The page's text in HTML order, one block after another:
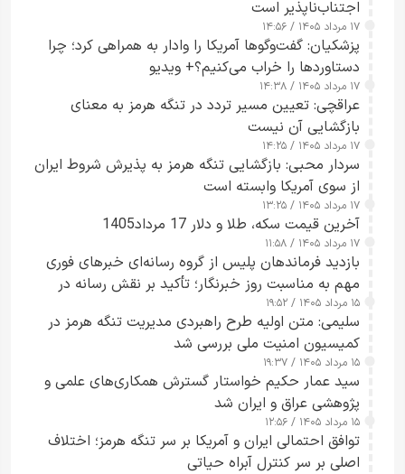
اجتناب‌ناپذیر است
۱۷ مرداد ۱۴۰۵ / ۱۴:۵۶
پزشکیان: گفت‌وگوها آمریکا را وادار به همراهی کرد؛ چرا
دستاوردها را خراب می‌کنیم؟+ ویدیو
۱۷ مرداد ۱۴۰۵ / ۱۴:۳۸
عراقچی: تعیین مسیر تردد در تنگه هرمز به معنای
بازگشایی آن نیست
۱۷ مرداد ۱۴۰۵ / ۱۴:۲۵
سردار محبی: بازگشایی تنگه هرمز به پذیرش شروط ایران
از سوی آمریکا وابسته است
۱۷ مرداد ۱۴۰۵ / ۱۳:۲۵
آخرین قیمت سکه، طلا و دلار 17 مرداد1405
۱۷ مرداد ۱۴۰۵ / ۱۱:۵۸
بازدید فرماندهان پلیس از گروه رسانه‌ای خبرهای فوری
مهم به مناسبت روز خبرنگار؛ تأکید بر نقش رسانه در
تقویت امنیت و اعتماد عمومی
۱۵ مرداد ۱۴۰۵ / ۱۹:۵۲
سلیمی: متن اولیه طرح راهبردی مدیریت تنگه هرمز در
کمیسیون امنیت ملی بررسی شد
۱۵ مرداد ۱۴۰۵ / ۱۹:۳۷
سید عمار حکیم خواستار گسترش همکاری‌های علمی و
پژوهشی عراق و ایران شد
۱۵ مرداد ۱۴۰۵ / ۱۲:۵۶
توافق احتمالی ایران و آمریکا بر سر تنگه هرمز؛ اختلاف
اصلی بر سر کنترل آبراه حیاتی